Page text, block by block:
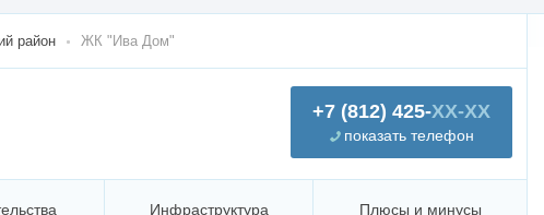
район ЖК "Ива Дом"
+7 (812) 425-XX-XX
показать телефон
Инфраструктура Плюсы и минусы